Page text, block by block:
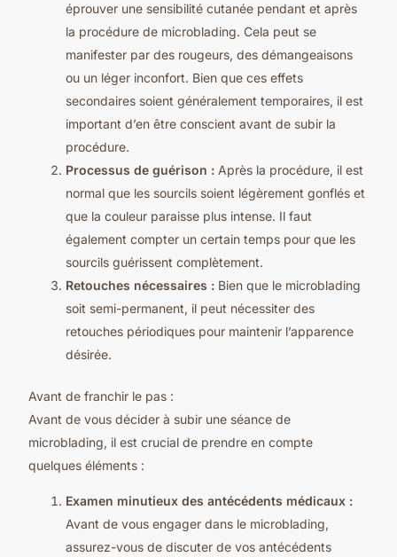
éprouver une sensibilité cutanée pendant et après
la procédure de microblading. Cela peut se
manifester par des rougeurs, des démangeaisons
ou un léger inconfort. Bien que ces effets
secondaires soient généralement temporaires, il est
important d’en être conscient avant de subir la
procédure.
Processus de guérison :Après la procédure, il est
normal que les sourcils soient légèrement gonflés et
que la couleur paraisse plus intense. Il faut
également compter un certain temps pour que les
sourcils guérissent complètement.
Retouches nécessaires :Bien que le microblading
soit semi-permanent, il peut nécessiter des
retouches périodiques pour maintenir l’apparence
désirée.
Avant de franchir le pas :
Avant de vous décider à subir une séance de
microblading, il est crucial de prendre en compte
quelques éléments :
Examen minutieux des antécédents médicaux :
Avant de vous engager dans le microblading,
assurez-vous de discuter de vos antécédents